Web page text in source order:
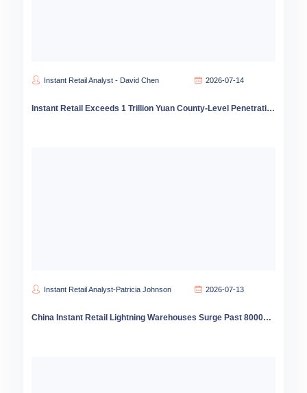
Instant Retail Analyst - David Chen 2026-07-14
Instant Retail Exceeds 1 Trillion Yuan County-Level Penetration Surges 62%
Instant Retail Analyst-Patricia Johnson 2026-07-13
China Instant Retail Lightning Warehouses Surge Past 80000 as County Markets Drive Growth